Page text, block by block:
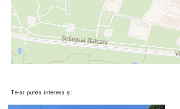
Te-ar putea interesa și: